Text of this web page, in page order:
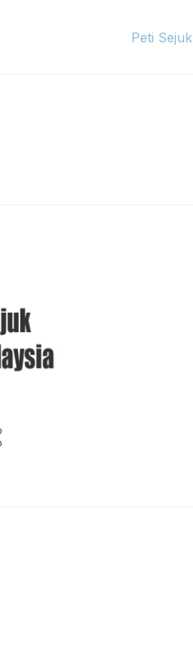
Peti Sejuk